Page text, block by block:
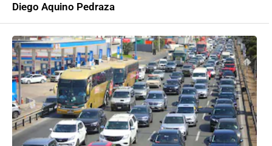
Diego Aquino Pedraza